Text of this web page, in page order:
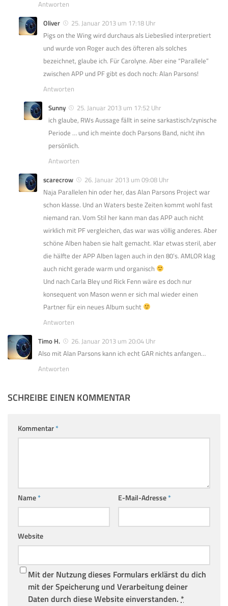
Antworten
Oliver
25. Januar 2013 um 17:18 Uhr
Pigs on the Wing wird durchaus als Liebeslied interpretiert
und wurde von Roger auch des öfteren als solches
bezeichnet, glaube ich. Für Carolyne. Aber eine “Parallele”
zwischen APP und PF gibt es doch noch: Alan Parsons!
Antworten
Sunny
25. Januar 2013 um 17:52 Uhr
ich glaube, RWs Aussage fällt in seine sarkastisch/zynische
Periode … und ich meinte doch Parsons Band, nicht ihn
persönlich.
Antworten
scarecrow
26. Januar 2013 um 09:08 Uhr
Naja Parallelen hin oder her, das Alan Parsons Project war
schon klasse. Und an Waters beste Zeiten kommt wohl fast
niemand ran. Vom Stil her kann man das APP auch nicht
wirklich mit PF vergleichen, das war was völlig anderes. Aber
schöne Alben haben sie halt gemacht. Klar etwas steril, aber
die hälfte der APP Alben lagen auch in den 80’s. AMLOR klag
auch nicht gerade warm und organisch
Und nach Carla Bley und Rick Fenn wäre es doch nur
konsequent von Mason wenn er sich mal wieder einen
Partner für ein neues Album sucht
Antworten
Timo H.
26. Januar 2013 um 20:04 Uhr
Also mit Alan Parsons kann ich echt GAR nichts anfangen…
Antworten
SCHREIBE EINEN KOMMENTAR
Kommentar*
Name* E-Mail-Adresse*
Website
Mit der Nutzung dieses Formulars erklärst du dich
mit der Speicherung und Verarbeitung deiner
Daten durch diese Website einverstanden. *